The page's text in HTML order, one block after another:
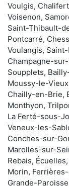
Voulgis,
Voisenon,
Saint-Thibault-
Pontcarré,
Voulangis,
Champagne-
Soupplets,
Moussy-le-
Chailly-en-Brie,
Monthyon,
La Ferté-sous-
Veneux-les-
Conches-sur-
Marolles-sur-
Rebais,
Morin,
Grande-